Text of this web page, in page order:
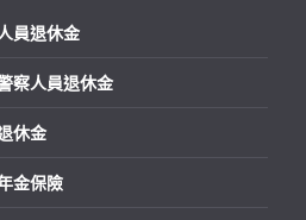
員退休金
察人員退休金
休金
金保險